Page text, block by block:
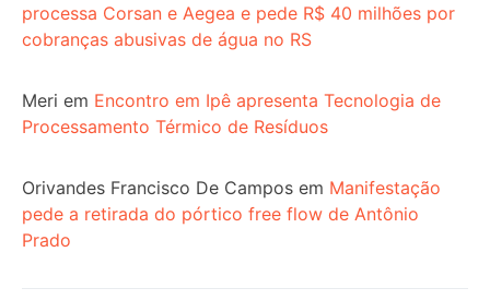
processa Corsan e Aegea e pede R$ 40 milhões por
cobranças abusivas de água no RS
Meri em Encontro em Ipê apresenta Tecnologia de
Processamento Térmico de Resíduos
Orivandes Francisco De Campos em Manifestação
pede a retirada do pórtico free flow de Antônio
Prado